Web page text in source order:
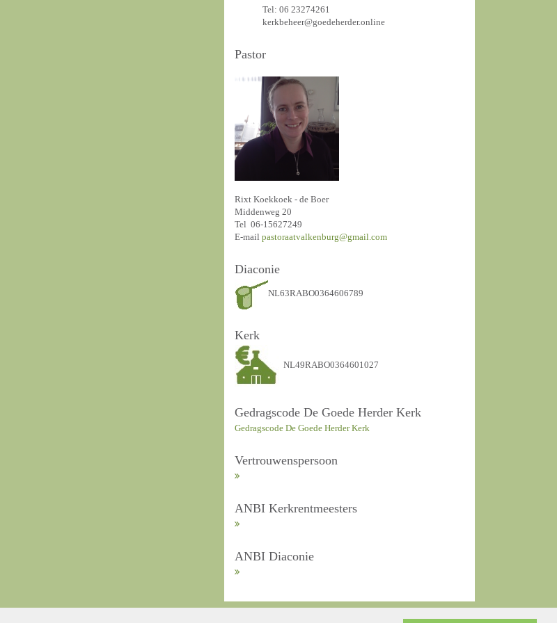
Tel: 06 23274261
kerkbeheer@goedeherder.online
Pastor
Rixt Koekkoek - de Boer
Middenweg 20
Tel 06-15627249
E-mailpastoraatvalkenburg@gmail.com
Diaconie
NL63RABO0364606789
Kerk
NL49RABO0364601027
Gedragscode De Goede Herder Kerk
Gedragscode De Goede Herder Kerk
Vertrouwenspersoon
ANBI Kerkrentmeesters
ANBI Diaconie